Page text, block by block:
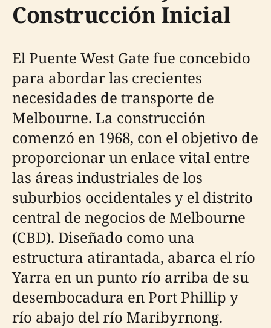
Construcción Inicial
El Puente West Gate fue concebido
para abordar las crecientes
necesidades de transporte de
Melbourne. La construcción
comenzó en 1968, con el objetivo de
proporcionar un enlace vital entre
las áreas industriales de los
suburbios occidentales y el distrito
central de negocios de Melbourne
(CBD). Diseñado como una
estructura atirantada, abarca el río
Yarra en un punto río arriba de su
desembocadura en Port Phillip y
río abajo del río Maribyrnong.